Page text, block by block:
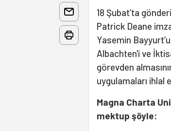
18 Şubat’ta
Patrick Deane
Yasemin
Albachten'i ve
görevden
uygulamaları ihlal
Magna Charta
mektup şöyle: